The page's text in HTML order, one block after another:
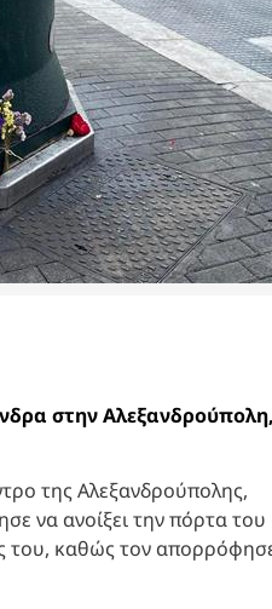
στην Αλεξανδρούπολη,
της Αλεξανδρούπολης,
να ανοίξει την πόρτα του
του, καθώς τον